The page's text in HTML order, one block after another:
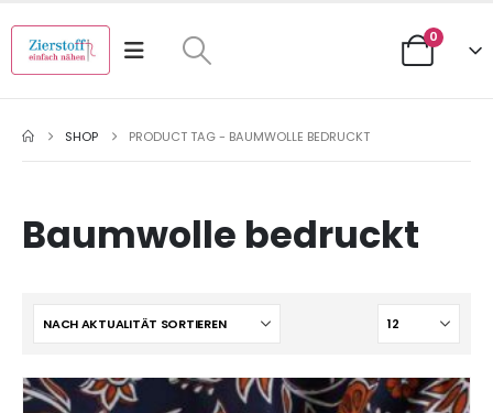
0
SHOP PRODUCT TAG - BAUMWOLLE BEDRUCKT
Baumwolle bedruckt